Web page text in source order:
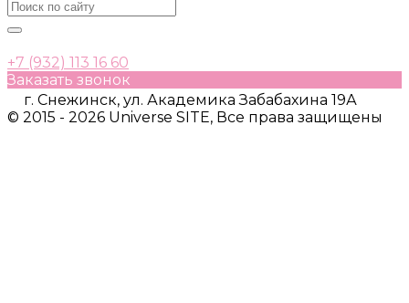
+7 (932) 113 16 60
Заказать звонок
г. Снежинск, ул. Академика Забабахина 19А
© 2015 - 2026 Universe SITE, Все права защищены